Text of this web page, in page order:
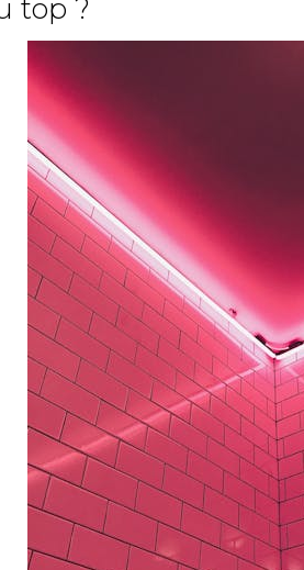
top ?